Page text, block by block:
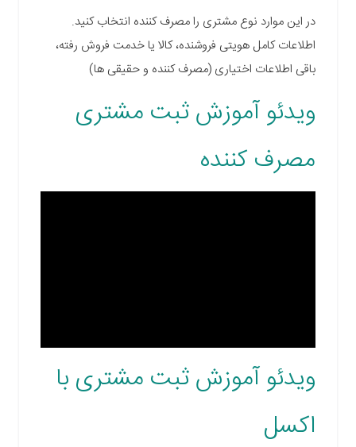
در این موارد نوع مشتری را مصرف کننده انتخاب کنید.
اطلاعات کامل هویتی فروشنده، کالا یا خدمت فروش رفته،
باقی اطلاعات اختیاری (مصرف کننده و حقیقی ها)
ویدئو آموزش ثبت مشتری
مصرف کننده
ویدئو آموزش ثبت مشتری با
اکسل